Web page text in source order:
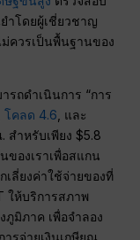
ำโดยผู้เชี่ยวชาญ
ควรเป็นพื้นฐานของ
รถดำเนินการ “การ
,โคลด 4.6 , และ
สำหรับเพียง $5.8
องเราเพื่อสแกน
ลี่ยงค่าใช้จ่ายของที่
ให้บริการสภาพ
มิภาค เพื่อจำลอง
รจ่ายเงินเกษียณ